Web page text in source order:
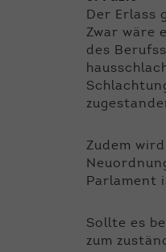
Der Erlass
Zwar wäre
des
Zudem
Parlament
Sollte es
zum